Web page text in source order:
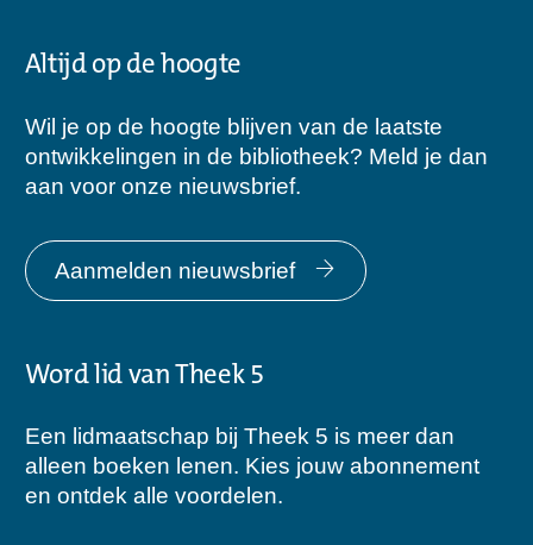
Altijd op de hoogte
Wil je op de hoogte blijven van de laatste
ontwikkelingen in de bibliotheek? Meld je dan
aan voor onze nieuwsbrief.
Aanmelden nieuwsbrief
Word lid van Theek 5
Een lidmaatschap bij Theek 5 is meer dan
alleen boeken lenen. Kies jouw abonnement
en ontdek alle voordelen.